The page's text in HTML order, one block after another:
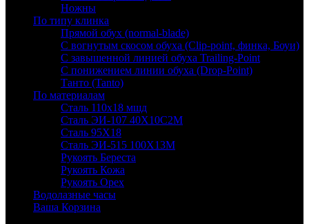
Ножны
По типу клинка
Прямой обух (normal-blade)
С вогнутым скосом обуха (Clip-point, финка, Боуи)
С завышенной линией обуха Trailing-Point
С понижением линии обуха (Drop-Point)
Танто (Tanto)
По материалам
Сталь 110х18 мшд
Сталь ЭИ-107 40Х10С2М
Сталь 95Х18
Сталь ЭИ-515 100Х13М
Рукоять Береста
Рукоять Кожа
Рукоять Орех
Водолазные часы
Ваша Корзина